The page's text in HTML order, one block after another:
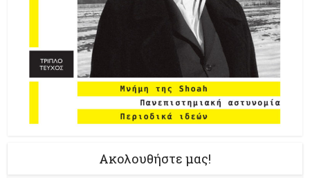
Ακολουθήστε μας!